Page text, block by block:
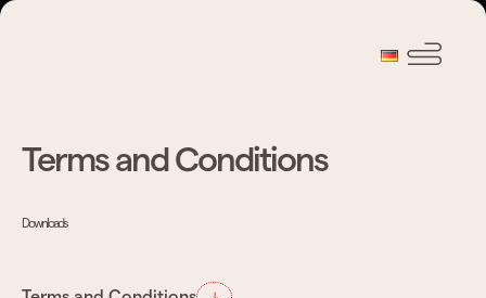
Terms and Conditions
Downloads